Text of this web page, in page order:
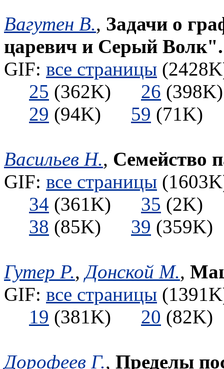
Вагутен В., Задачи о
царевич и Серый Волк".
GIF: все страницы
25 (362K) 26
29 (94K) 59
Васильев Н., Семейство
GIF: все страницы
34 (361K) 35
38 (85K) 39
Гутер Р.,Донской М.,
GIF: все страницы
19 (381K) 20
Дорофеев Г., Пределы